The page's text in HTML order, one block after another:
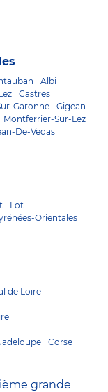
Albi
Castres
Garonne
Gigean
Montferrier-Sur-Lez
De-Vedas
Lot
Orientales
de Loire
Corse
grande